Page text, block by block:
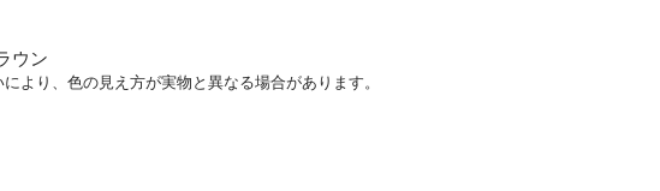
ウン
より、色の見え方が実物と異なる場合があります。